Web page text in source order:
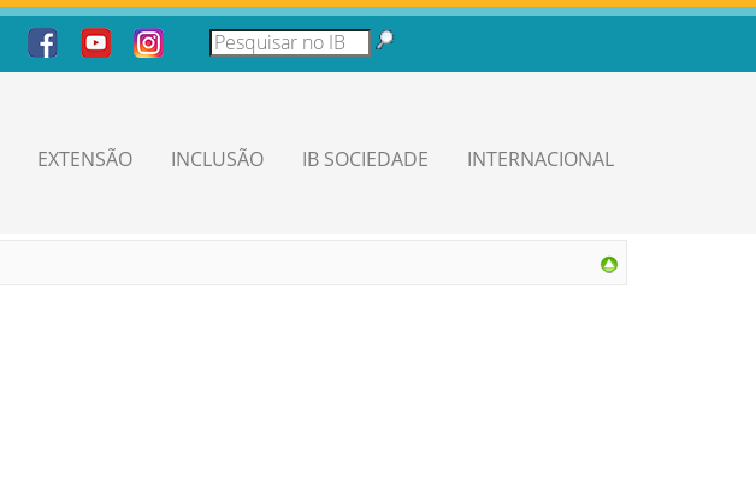
EXTENSÃO INCLUSÃO IB SOCIEDADE INTERNACIONAL